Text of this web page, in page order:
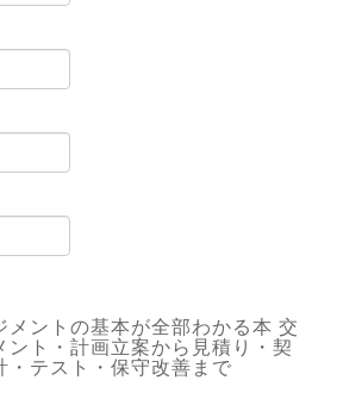
メントの基本が全部わかる本 交
ント・計画立案から見積り・契
・テスト・保守改善まで